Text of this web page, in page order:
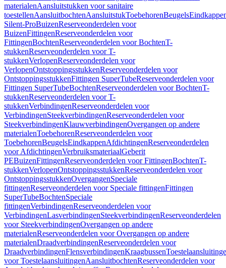
materialenAansluitstukken voor sanitaire
toestellenAansluitbochtenAansluitstukToebehorenBeugels
Silent-ProBuizenReserveonderdelen voor
BuizenFittingenReserveonderdelen voor
FittingenBochtenReserveonderdelen voor BochtenT-
stukkenReserveonderdelen voor T-
stukkenVerlopenReserveonderdelen voor
VerlopenOntstoppingsstukkenReserveonderdelen voor
OntstoppingsstukkenFittingen SuperTubeReserveonderdelen voor
Fittingen SuperTubeBochtenReserveonderdelen voor BochtenT-
stukkenReserveonderdelen voor T-
stukkenVerbindingenReserveonderdelen voor
VerbindingenSteekverbindingenReserveonderdelen voor
SteekverbindingenKlauwverbindingenOvergangen op andere
materialenToebehorenReserveonderdelen voor
ToebehorenBeugelsEindkappenAfdichtingenReserveonderdelen
voor AfdichtingenVerbruiksmateriaalGeberit
PEBuizenFittingenReserveonderdelen voor FittingenBochtenT-
stukkenVerlopenOntstoppingsstukkenReserveonderdelen voor
OntstoppingsstukkenOvergangenSpeciale
fittingenReserveonderdelen voor Speciale fittingenFittingen
SuperTubeBochtenSpeciale
fittingenVerbindingenReserveonderdelen voor
VerbindingenLasverbindingenSteekverbindingenReserveonderdelen
voor SteekverbindingenOvergangen op andere
materialenReserveonderdelen voor Overgangen op andere
materialenDraadverbindingenReserveonderdelen voor
DraadverbindingenFlensverbindingenKraagbussen
voor ToestelaansluitingenAansluitbochtenReserveonderdelen voor